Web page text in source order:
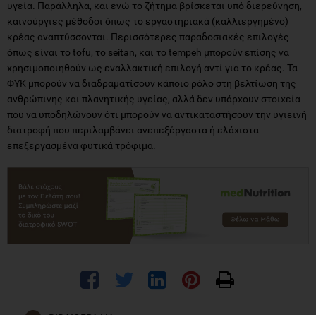
όπως είναι το tofu, το seitan, και το tempeh μπορούν επίσης να
χρησιμοποιηθούν ως εναλλακτική επιλογή αντί για το κρέας. Τα
ΦΥΚ μπορούν να διαδραματίσουν κάποιο ρόλο στη βελτίωση της
ανθρώπινης και πλανητικής υγείας, αλλά δεν υπάρχουν στοιχεία
που να υποδηλώνουν ότι μπορούν να αντικαταστήσουν την υγιεινή
διατροφή που περιλαμβάνει ανεπεξέργαστα ή ελάχιστα
επεξεργασμένα φυτικά τρόφιμα.
ΒΙΒΛΙΟΓΡΑΦΙΑ
Hu FB, Otis BO, McCarthy G. Can Plant-Based Meat